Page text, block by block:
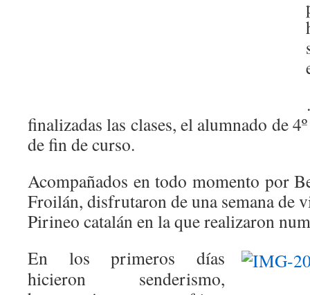
finalizadas las clases, el alumnado de
de fin de curso.
Acompañados en todo momento por
Froilán, disfrutaron de una semana de
Pirineo catalán en la que realizaron
En los primeros días
hicieron senderismo,